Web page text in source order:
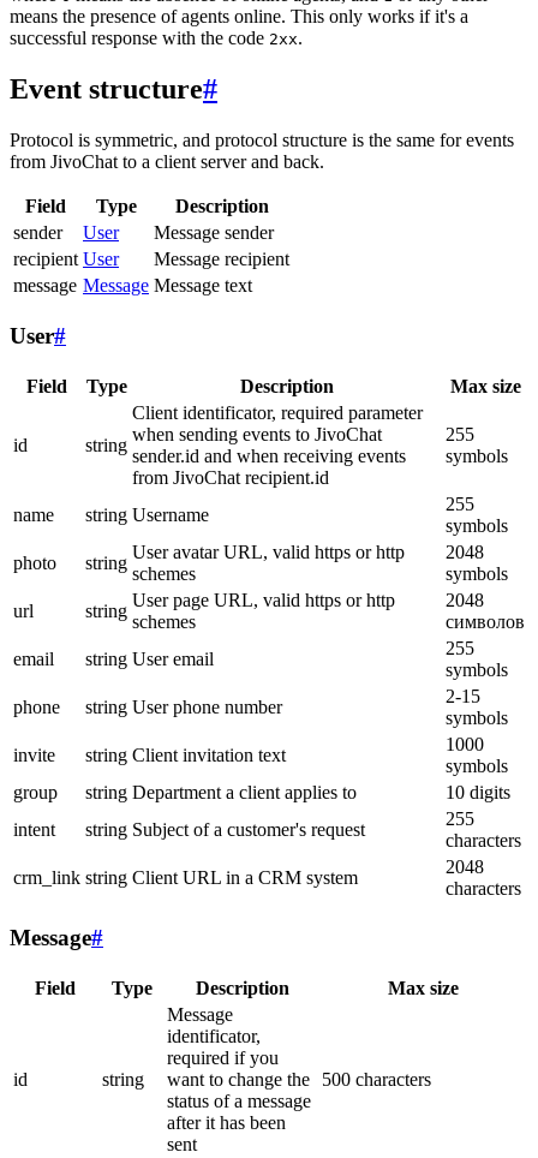
means the presence of agents online. This only works if it's a
successful response with the code 2xx.
Event structure#
Protocol is symmetric, and protocol structure is the same for events
from JivoChat to a client server and back.
Field Type
Description
sender
User
Message sender
recipient User
Message recipient
message Message Message text
User#
Field Type Description Max size
id string
Client identificator, required parameter
when sending events to JivoChat
sender.id and when receiving events
from JivoChat recipient.id
255
symbols
name string Username
255
symbols
photo
string
User avatar URL, valid https or http
schemes
2048
symbols
url
string
User page URL, valid https or http
schemes
2048
символов
email
string User email
255
symbols
phone
string User phone number
2-15
symbols
invite
string Client invitation text
1000
symbols
group
string Department a client applies to
10 digits
intent
string Subject of a customer's request
255
characters
crm_link string Client URL in a CRM system
2048
characters
Message#
Field Type Description Max size
id string
Message
identificator,
required if you
want to change the
status of a message
after it has been
sent
500 characters